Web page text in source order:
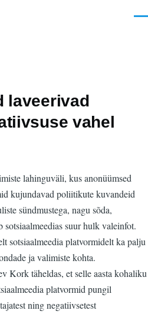
laveerivad
vahel
lahinguväli, kus anonüümsed
kujundavad poliitikute kuvandeid
sündmustega, nagu sõda,
suur hulk valeinfot.
sotsiaalmeedia platvormidelt ka palju
ja valimiste kohta.
Kork täheldas, et selle aasta kohaliku
platvormid pungil
ning negatiivsetest